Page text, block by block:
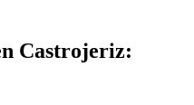
Castrojeriz: